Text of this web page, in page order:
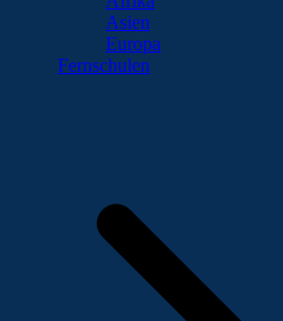
Asien
Europa
Fernschulen